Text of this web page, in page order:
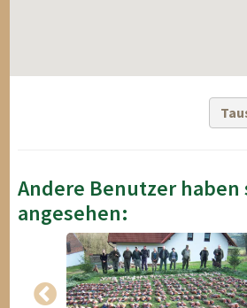
Andere Benutzer haben
angesehen: